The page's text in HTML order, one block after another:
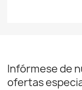
Infórmese de
ofertas